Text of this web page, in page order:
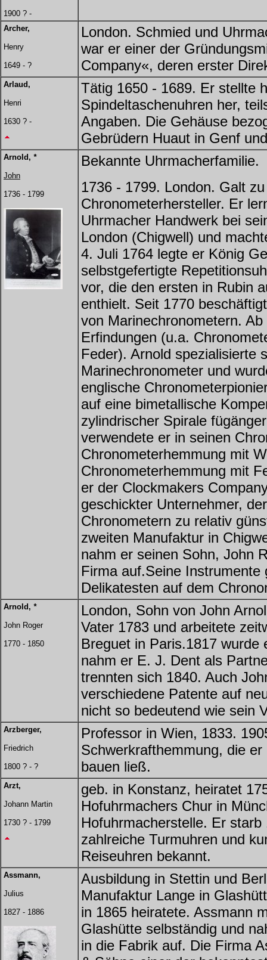
1900 ? -
Archer,
Henry
1649 - ?
London. Schmied und
war er einer der
Company«, deren erster
Arlaud,
Henri
1630 ? -
Tätig 1650 - 1689. Er stellte
Spindeltaschenuhren her,
Angaben. Die Gehäuse
Gebrüdern Huaut in Genf
Arnold, *
John
1736 - 1799
Bekannte Uhrmacherfamilie.
1736 - 1799. London. Galt
Chronometerhersteller. Er
Uhrmacher Handwerk bei
London (Chigwell) und
4. Juli 1764 legte er König
selbstgefertigte
vor, die den ersten in Rubin
enthielt. Seit 1770
von Marinechronometern.
Erfindungen (u.a.
Feder). Arnold spezialisierte
Marinechronometer und
englische
auf eine bimetallische
zylindrischer Spirale
verwendete er in seinen
Chronometerhemmung mit
Chronometerhemmung mit
er der Clockmakers
geschickter Unternehmer,
Chronometern zu relativ
zweiten Manufaktur in
nahm er seinen Sohn, John
Firma auf.Seine
Delikatesten auf dem
Arnold, *
John Roger
1770 - 1850
London, Sohn von John
Vater 1783 und arbeitete
Breguet in Paris.1817 wurde
nahm er E. J. Dent als
trennten sich 1840. Auch
verschiedene Patente auf
nicht so bedeutend wie sein
Arzberger,
Friedrich
1800 ? - ?
Professor in Wien, 1833.
Schwerkrafthemmung, die
bauen ließ.
Arzt,
Johann Martin
1730 ? - 1799
geb. in Konstanz, heiratet
Hofuhrmachers Chur in
Hofuhrmacherstelle. Er
zahlreiche Turmuhren und
Reiseuhren bekannt.
Assmann,
Julius
1827 - 1886
Ausbildung in Stettin und
Manufaktur Lange in
in 1865 heiratete. Assmann
Glashütte selbständig und
in die Fabrik auf. Die Firma